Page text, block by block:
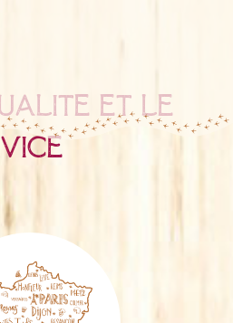
et le